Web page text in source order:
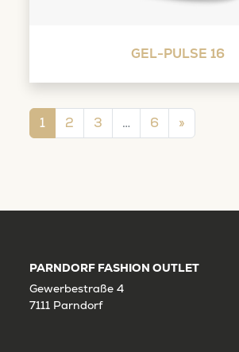
GEL-PULSE 16
Beitragsnavigation
1 2 3 … 6 »
PARNDORF FASHION OUTLET
Gewerbestraße 4
7111 Parndorf